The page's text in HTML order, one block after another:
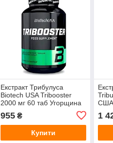
Екстракт Трибулуса
Biotech USA Tribooster
2000 мг 60 таб Угорщина
955₴
Купити
1